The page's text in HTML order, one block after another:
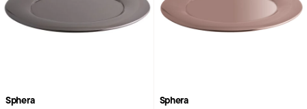
Sphera Sphera